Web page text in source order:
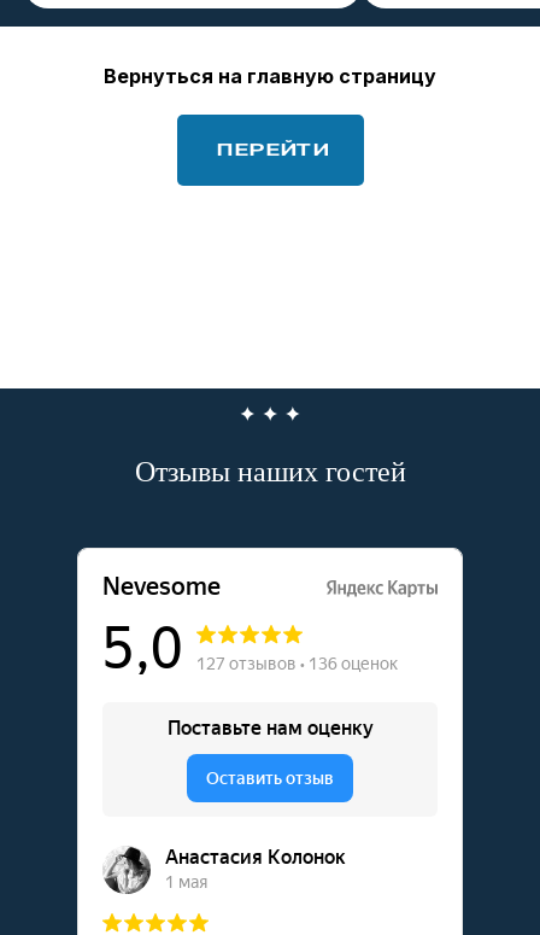
Вернуться на главную страницу
ПЕРЕЙТИ
Отзывы наших гостей